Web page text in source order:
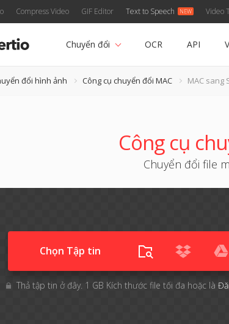
Compress Video GIF Editor Text to Speech Video
Chuyển đổi OCR API
đổi hình ảnh Công cụ chuyển đổi MAC MAC sang
Công cụ
Chuyển đổi file
Chọn Tập tin
Thả tập tin ở đây. 1 GB Kích thước file tối đa hoặc là